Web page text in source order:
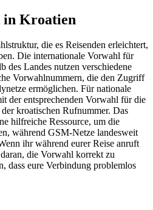
in Kroatien
die es Reisenden erleichtert,
Die internationale Vorwahl für
des Landes nutzen verschiedene
Vorwahlnummern, die den Zugriff
ermöglichen. Für nationale
der entsprechenden Vorwahl für die
kroatischen Rufnummer. Das
hilfreiche Ressource, um die
während GSM-Netze landesweit
ihr während eurer Reise anruft
die Vorwahl korrekt zu
dass eure Verbindung problemlos